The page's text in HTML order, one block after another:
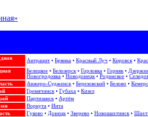
Антрацит • Брянка • Красный Луч • Кировск •
Белицкое • Белозерск • Горловка • Горняк •
Новогродовка • Новодонецк • Родинское •
Анжеро-Судженск • Березовский • Белово •
Гремячинск • Губаха • Кизел
Партизанск • Артём
Воркута • Инта
Гуково • Донецк • Зверево • Новошахтинск •